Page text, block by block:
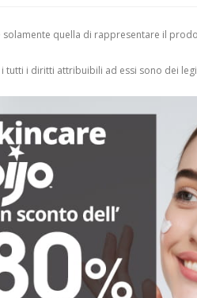
quella di rappresentare il
tutti i diritti attribuibili ad essi sono dei